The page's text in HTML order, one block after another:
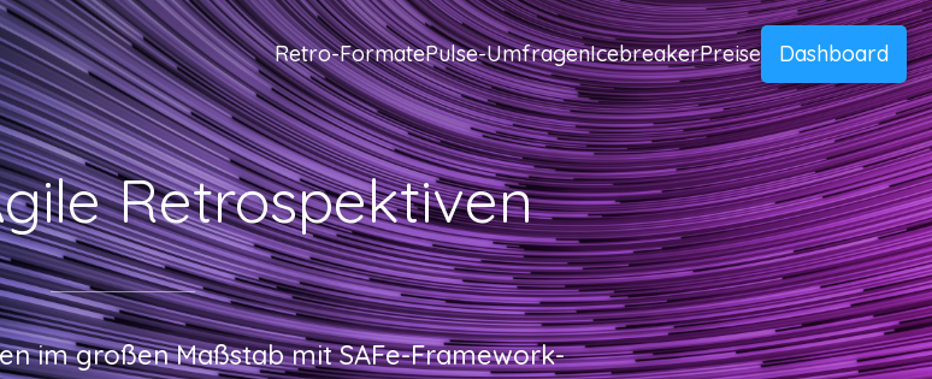
Retro-FormatePulse-UmfragenIcebreakerPreise Dashboard
Retrospektiven
im großen Maßstab mit SAFe-Framework-